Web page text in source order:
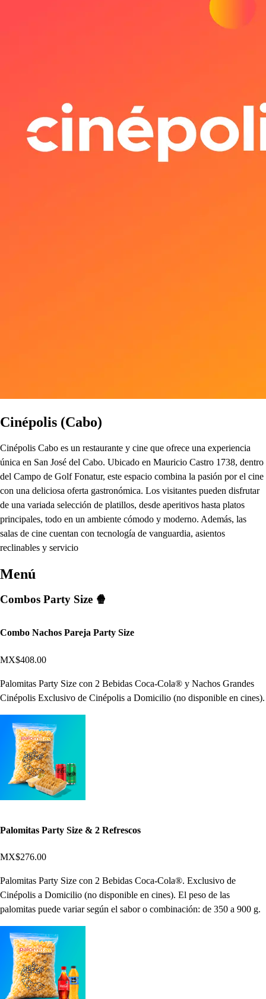
Cinépolis (Cabo)
Cinépolis Cabo es un restaurante y cine que ofrece una experiencia
única en San José del Cabo. Ubicado en Mauricio Castro 1738, dentro
del Campo de Golf Fonatur, este espacio combina la pasión por el cine
con una deliciosa oferta gastronómica. Los visitantes pueden disfrutar
de una variada selección de platillos, desde aperitivos hasta platos
principales, todo en un ambiente cómodo y moderno. Además, las
salas de cine cuentan con tecnología de vanguardia, asientos
reclinables y servicio
Menú
Combos Party Size 🍿
Combo Nachos Pareja Party Size
MX$408.00
Palomitas Party Size con 2 Bebidas Coca-Cola® y Nachos Grandes
Cinépolis Exclusivo de Cinépolis a Domicilio (no disponible en cines).
Palomitas Party Size & 2 Refrescos
MX$276.00
Palomitas Party Size con 2 Bebidas Coca-Cola®. Exclusivo de
Cinépolis a Domicilio (no disponible en cines). El peso de las
palomitas puede variar según el sabor o combinación: de 350 a 900 g.